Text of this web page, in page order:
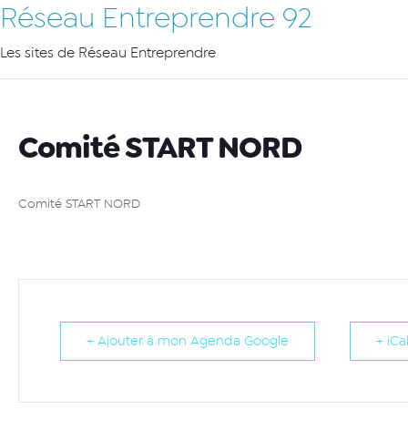
Réseau Entreprendre 92
Les sites de Réseau Entreprendre
Comité START NORD
Comité START NORD
+ Ajouter à mon Agenda Google +